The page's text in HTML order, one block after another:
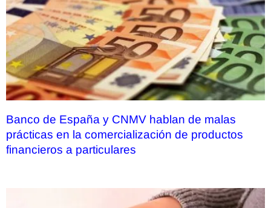
Banco de España y CNMV hablan de malas
prácticas en la comercialización de productos
financieros a particulares